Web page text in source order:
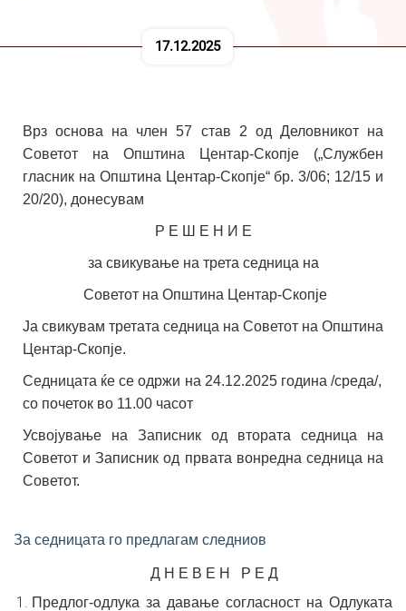
17.12.2025
Врз основа на член 57 став 2 од Деловникот на
Советот на Општина Центар-Скопје („Службен
гласник на Општина Центар-Скопје“ бр. 3/06; 12/15 и
20/20), донесувам
Р Е Ш Е Н И Е
за свикување на трета седница на
Советот на Општина Центар-Скопје
Ја свикувам третата седница на Советот на Општина
Центар-Скопје.
Седницата ќе се одржи на 24.12.2025година /среда/,
со почеток во 11.00 часот
Усвојување на Записник од втората седница на
Советот и Записник од првата вонредна седница на
Советот.
За седницата го предлагам следниов
Д Н Е В Е Н Р Е Д
Предлог-одлука за давање согласност на Одлуката